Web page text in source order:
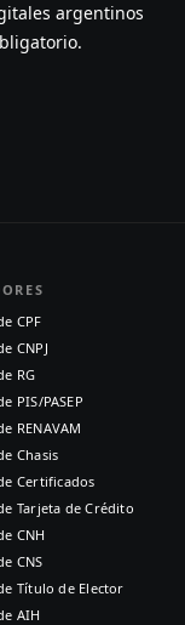
argentinos
CPF
CNPJ
RG
PIS/PASEP
RENAVAM
Chasis
Certificados
Tarjeta de Crédito
CNH
CNS
Título de Elector
AIH